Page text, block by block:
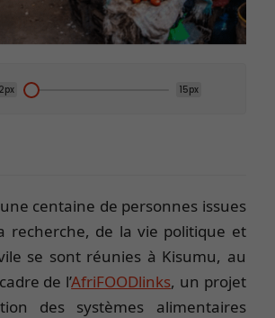
15px
centaine de personnes issues
recherche, de la vie politique et
se sont réunies à Kisumu, au
de l’AfriFOODlinks, un projet
des systèmes alimentaires